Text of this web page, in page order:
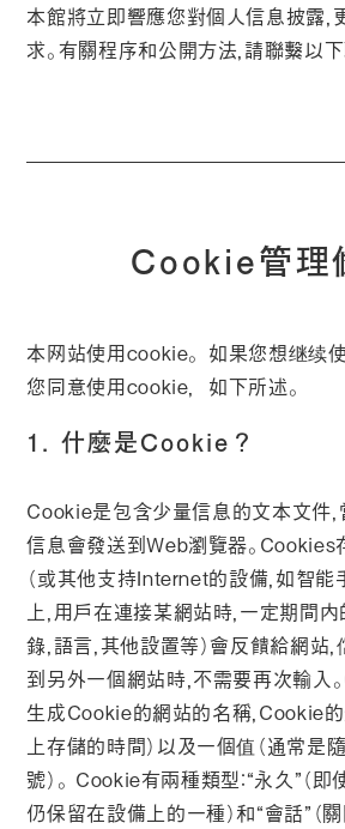
本館將立即響應您對個人信息披露，
求。有關程序和公開方法，請聯繫以
Cookie管理
本网站使用cookie。如果您想继续
您同意使用cookie，如下所述。
1. 什麼是Cookie？
Cookie是包含少量信息的文本文件，
信息會發送到Web瀏覽器。
（或其他支持Internet的設備，如智能
上，用戶在連接某網站時，一定期間
錄，語言，其他設置等）會反饋給網站
到另外一個網站時，不需要再次輸入
生成Cookie的網站的名稱，Cookie
上存儲的時間）以及一個值（通常是
號）。 Cookie有兩種類型：“永久”（
仍保留在設備上的一種）和“會話”（